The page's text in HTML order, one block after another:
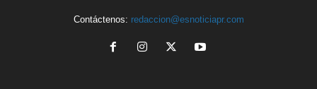
Contáctenos: redaccion@esnoticiapr.com